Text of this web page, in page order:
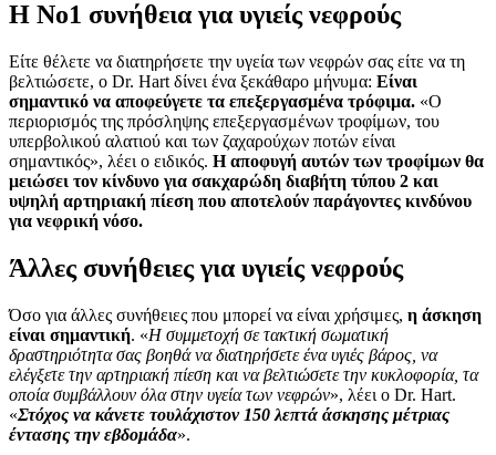
Η Νο1 συνήθεια για υγιείς νεφρούς
Είτε θέλετε να διατηρήσετε την υγεία των νεφρών σας είτε να τη
βελτιώσετε, ο Dr. Hart δίνει ένα ξεκάθαρο μήνυμα: Είναι
σημαντικό να αποφεύγετε τα επεξεργασμένα τρόφιμα. «Ο
περιορισμός της πρόσληψης επεξεργασμένων τροφίμων, του
υπερβολικού αλατιού και των ζαχαρούχων ποτών είναι
σημαντικός», λέει ο ειδικός. Η αποφυγή αυτών των τροφίμων θα
μειώσει τον κίνδυνο για σακχαρώδη διαβήτη τύπου 2 και
υψηλή αρτηριακή πίεση που αποτελούν παράγοντες κινδύνου
για νεφρική νόσο.
Άλλες συνήθειες για υγιείς νεφρούς
Όσο για άλλες συνήθειες που μπορεί να είναι χρήσιμες, η άσκηση
είναι σημαντική. «Η συμμετοχή σε τακτική σωματική
δραστηριότητα σας βοηθά να διατηρήσετε ένα υγιές βάρος, να
ελέγξετε την αρτηριακή πίεση και να βελτιώσετε την κυκλοφορία, τα
οποία συμβάλλουν όλα στην υγεία των νεφρών», λέει ο Dr. Hart.
«Στόχος να κάνετε τουλάχιστον 150 λεπτά άσκησης μέτριας
έντασης την εβδομάδα».